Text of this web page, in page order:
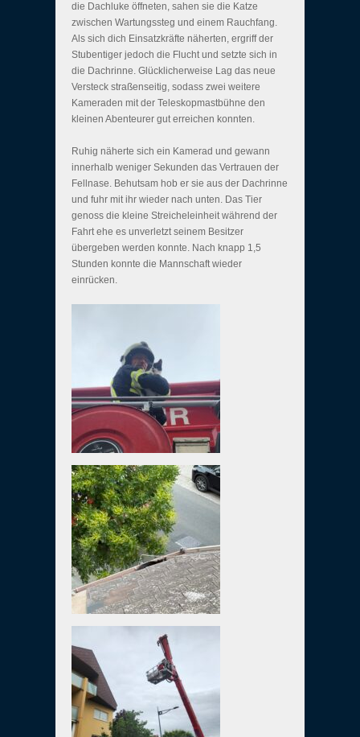
die Dachluke öffneten, sahen sie die Katze
zwischen Wartungssteg und einem Rauchfang.
Als sich dich Einsatzkräfte näherten, ergriff der
Stubentiger jedoch die Flucht und setzte sich in
die Dachrinne. Glücklicherweise Lag das neue
Versteck straßenseitig, sodass zwei weitere
Kameraden mit der Teleskopmastbühne den
kleinen Abenteurer gut erreichen konnten.
Ruhig näherte sich ein Kamerad und gewann
innerhalb weniger Sekunden das Vertrauen der
Fellnase. Behutsam hob er sie aus der Dachrinne
und fuhr mit ihr wieder nach unten. Das Tier
genoss die kleine Streicheleinheit während der
Fahrt ehe es unverletzt seinem Besitzer
übergeben werden konnte. Nach knapp 1,5
Stunden konnte die Mannschaft wieder
einrücken.